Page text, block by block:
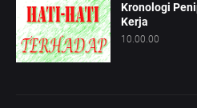
Kronologi
Kerja
10.00.00